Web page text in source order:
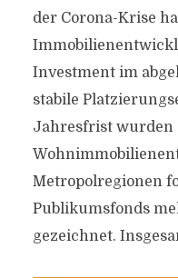
der Corona-Krise
Investment im
stabile
Jahresfrist wurden
Metropolregionen
Publikumsfonds
gezeichnet.